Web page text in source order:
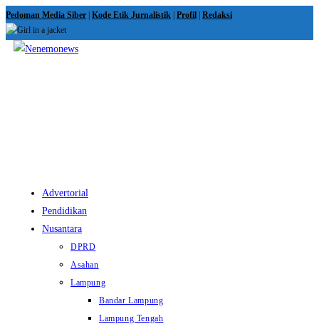
Skip
to
content
Pedoman Media Siber Kode Etik Jurnalistik Profil Redaksi
Advertorial
Pendidikan
Nusantara
DPRD
Asahan
Lampung
Bandar Lampung
Lampung Tengah